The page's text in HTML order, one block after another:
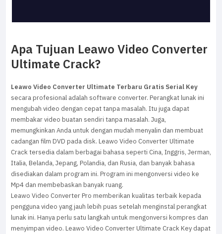
Apa Tujuan Leawo Video Converter
Ultimate Crack?
Leawo Video Converter Ultimate Terbaru Gratis Serial Key
secara profesional adalah software converter. Perangkat lunak ini
mengubah video dengan cepat tanpa masalah. Itu juga dapat
membakar video buatan sendiri tanpa masalah. Juga,
memungkinkan Anda untuk dengan mudah menyalin dan membuat
cadangan film DVD pada disk. Leawo Video Converter Ultimate
Crack tersedia dalam berbagai bahasa seperti Cina, Inggris, Jerman,
Italia, Belanda, Jepang, Polandia, dan Rusia, dan banyak bahasa
disediakan dalam program ini. Program ini mengonversi video ke
Mp4 dan membebaskan banyak ruang.
Leawo Video Converter Pro memberikan kualitas terbaik kepada
pengguna video yang jauh lebih puas setelah menginstal perangkat
lunak ini. Hanya perlu satu langkah untuk mengonversi kompres dan
menyimpan video. Leawo Video Converter Ultimate Crack Key dapat